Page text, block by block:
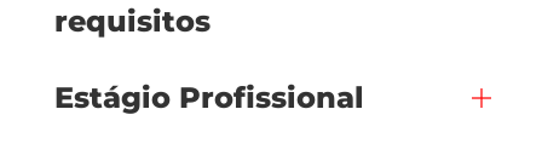
requisitos
Estágio Profissional